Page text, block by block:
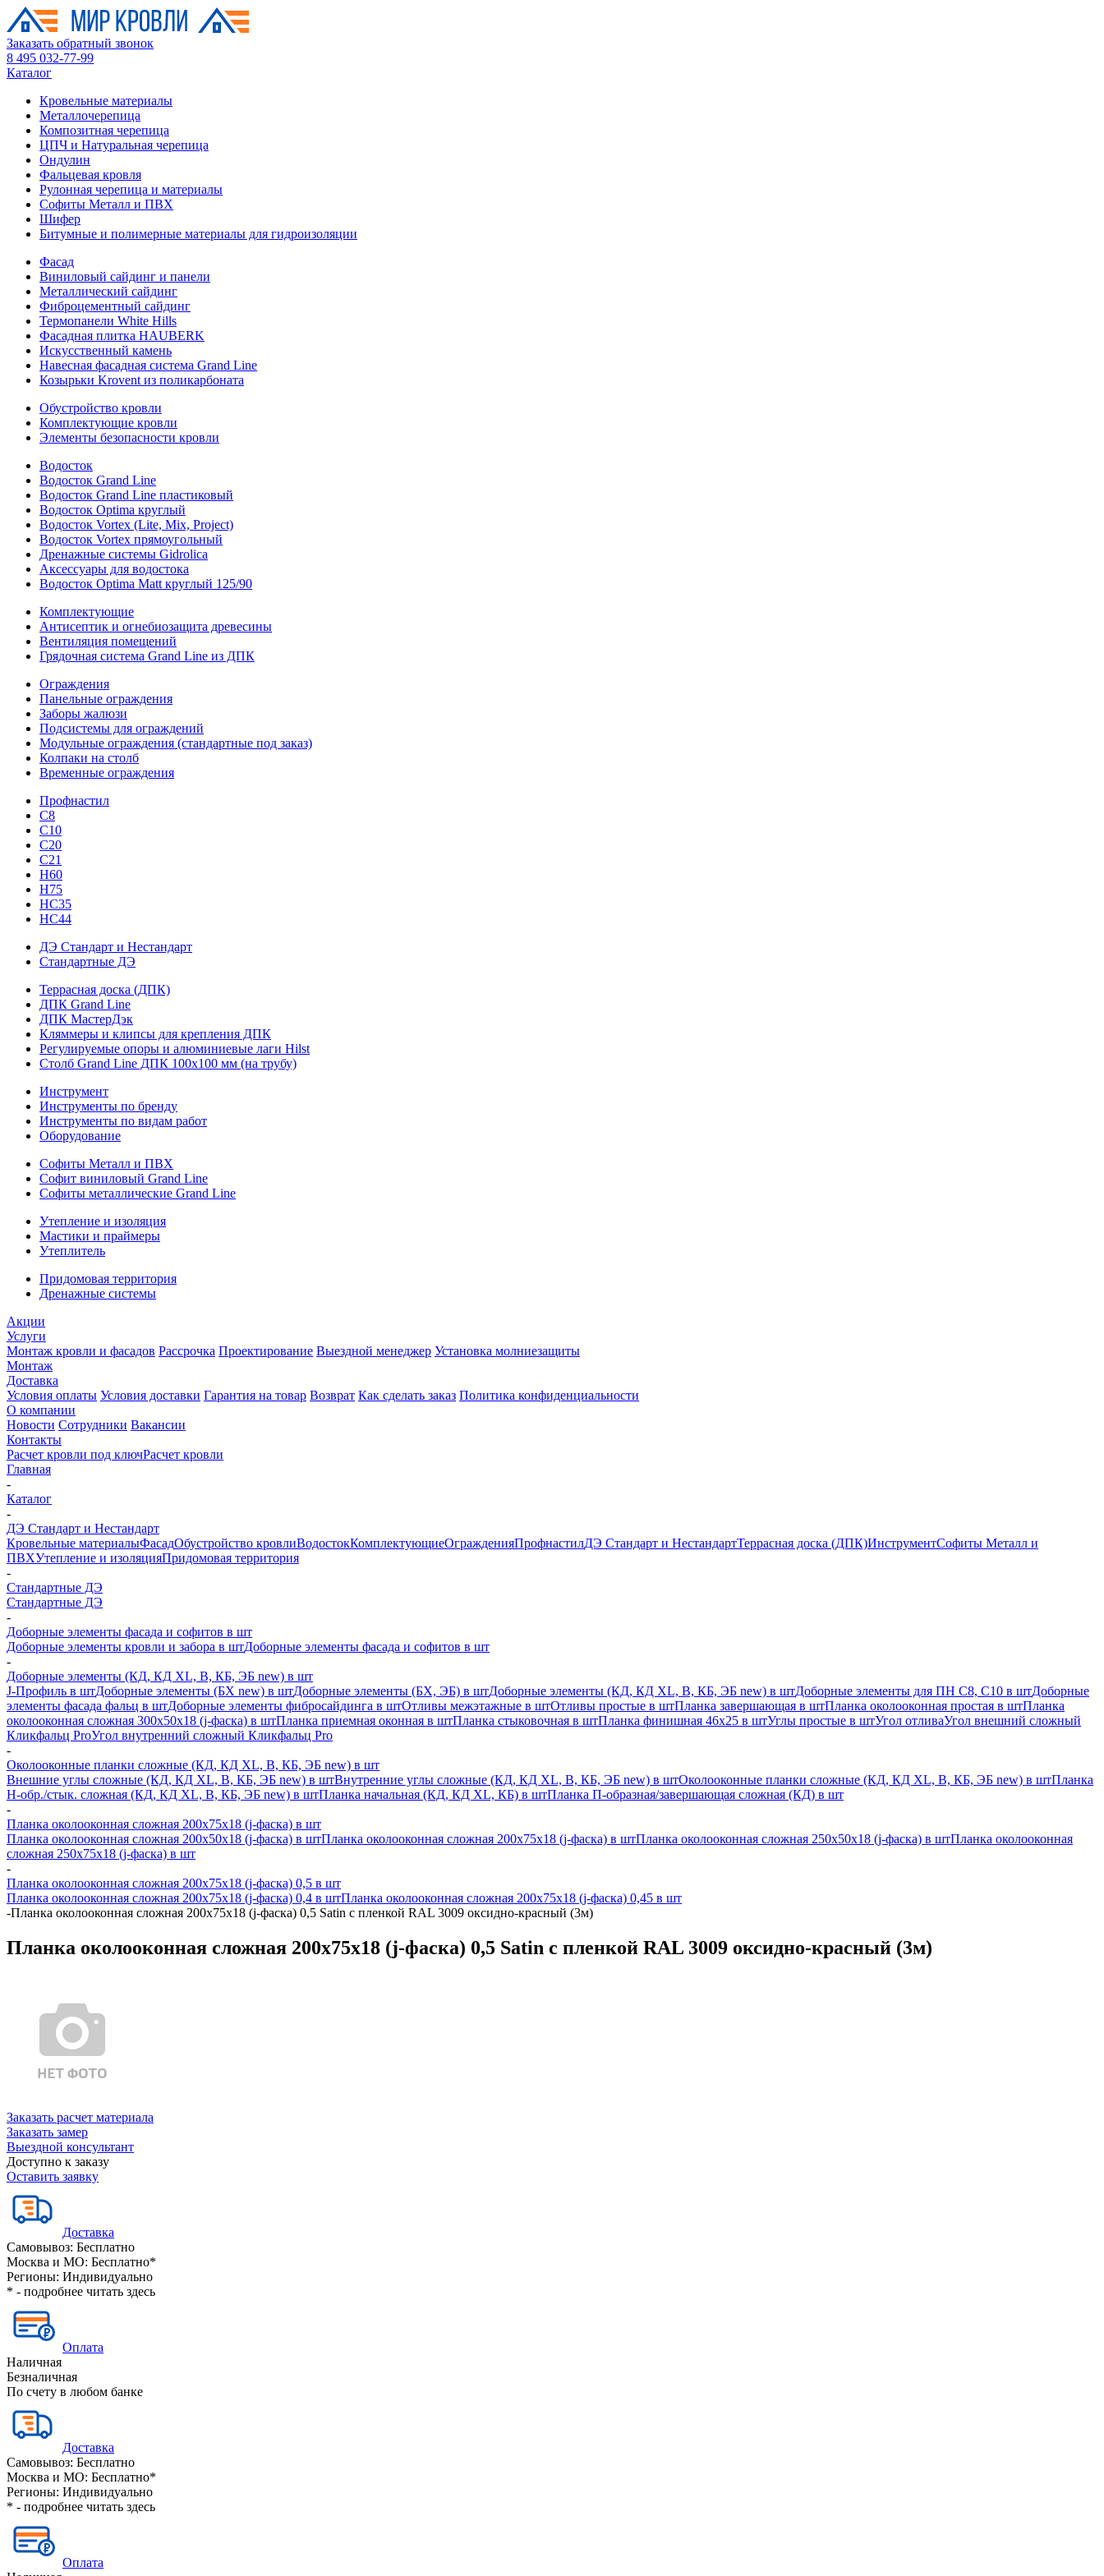
Заказать обратный звонок
8 495 032-77-99
Каталог
Кровельные материалы
Металлочерепица
Композитная черепица
ЦПЧ и Натуральная черепица
Ондулин
Фальцевая кровля
Рулонная черепица и материалы
Софиты Металл и ПВХ
Шифер
Битумные и полимерные материалы для гидроизоляции
Фасад
Виниловый сайдинг и панели
Металлический сайдинг
Фиброцементный сайдинг
Термопанели White Hills
Фасадная плитка HAUBERK
Искусственный камень
Навесная фасадная система Grand Line
Козырьки Krovent из поликарбоната
Обустройство кровли
Комплектующие кровли
Элементы безопасности кровли
Водосток
Водосток Grand Line
Водосток Grand Line пластиковый
Водосток Optima круглый
Водосток Vortex (Lite, Mix, Project)
Водосток Vortex прямоугольный
Дренажные системы Gidrolica
Аксессуары для водостока
Водосток Optima Matt круглый 125/90
Комплектующие
Антисептик и огнебиозащита древесины
Вентиляция помещений
Грядочная система Grand Line из ДПК
Ограждения
Панельные ограждения
Заборы жалюзи
Подсистемы для ограждений
Модульные ограждения (стандартные под заказ)
Колпаки на столб
Временные ограждения
Профнастил
С8
С10
С20
С21
H60
H75
HС35
НС44
ДЭ Стандарт и Нестандарт
Стандартные ДЭ
Террасная доска (ДПК)
ДПК Grand Line
ДПК МастерДэк
Кляммеры и клипсы для крепления ДПК
Регулируемые опоры и алюминиевые лаги Hilst
Столб Grand Line ДПК 100х100 мм (на трубу)
Инструмент
Инструменты по бренду
Инструменты по видам работ
Оборудование
Софиты Металл и ПВХ
Софит виниловый Grand Line
Софиты металлические Grand Line
Утепление и изоляция
Мастики и праймеры
Утеплитель
Придомовая территория
Дренажные системы
Акции
Услуги
Монтаж кровли и фасадов Рассрочка Проектирование Выездной менеджер Установка молниезащиты
Монтаж
Доставка
Условия оплаты Условия доставки Гарантия на товар Возврат Как сделать заказ Политика конфиденциальности
О компании
Новости Сотрудники Вакансии
Контакты
Расчет кровли под ключРасчет кровли
Главная
-
Каталог
-
ДЭ Стандарт и Нестандарт
Кровельные материалыФасадОбустройство кровлиВодостокКомплектующиеОгражденияПрофнастилДЭ Стандарт и НестандартТеррасная доска (ДПК)ИнструментСофиты Металл и
ПВХУтепление и изоляцияПридомовая территория
-
Стандартные ДЭ
Стандартные ДЭ
-
Доборные элементы фасада и софитов в шт
Доборные элементы кровли и забора в штДоборные элементы фасада и софитов в шт
-
Доборные элементы (КД, КД XL, В, КБ, ЭБ new) в шт
J-Профиль в штДоборные элементы (БХ new) в штДоборные элементы (БХ, ЭБ) в штДоборные элементы (КД, КД XL, В, КБ, ЭБ new) в штДоборные элементы для ПН С8, С10 в штДоборные
элементы фасада фальц в штДоборные элементы фибросайдинга в штОтливы межэтажные в штОтливы простые в штПланка завершающая в штПланка околооконная простая в штПланка
околооконная сложная 300х50х18 (j-фаска) в штПланка приемная оконная в штПланка стыковочная в штПланка финишная 46х25 в штУглы простые в штУгол отливаУгол внешний сложный
Кликфальц ProУгол внутренний сложный Кликфальц Pro
-
Околооконные планки сложные (КД, КД XL, В, КБ, ЭБ new) в шт
Внешние углы сложные (КД, КД XL, В, КБ, ЭБ new) в штВнутренние углы сложные (КД, КД XL, В, КБ, ЭБ new) в штОколооконные планки сложные (КД, КД XL, В, КБ, ЭБ new) в штПланка
H-обр./стык. сложная (КД, КД XL, В, КБ, ЭБ new) в штПланка начальная (КД, КД XL, КБ) в штПланка П-образная/завершающая сложная (КД) в шт
-
Планка околооконная сложная 200х75х18 (j-фаска) в шт
Планка околооконная сложная 200х50х18 (j-фаска) в штПланка околооконная сложная 200х75х18 (j-фаска) в штПланка околооконная сложная 250х50х18 (j-фаска) в штПланка околооконная
сложная 250х75х18 (j-фаска) в шт
-
Планка околооконная сложная 200х75х18 (j-фаска) 0,5 в шт
Планка околооконная сложная 200х75х18 (j-фаска) 0,4 в штПланка околооконная сложная 200х75х18 (j-фаска) 0,45 в шт
-Планка околооконная сложная 200х75х18 (j-фаска) 0,5 Satin с пленкой RAL 3009 оксидно-красный (3м)
Планка околооконная сложная 200х75х18 (j-фаска) 0,5 Satin с пленкой RAL 3009 оксидно-красный (3м)
Заказать расчет материала
Заказать замер
Выездной консультант
Доступно к заказу
Оставить заявку
Доставка
Самовывоз: Бесплатно
Москва и МО: Бесплатно*
Регионы: Индивидуально
* - подробнее читать здесь
Оплата
Наличная
Безналичная
По счету в любом банке
Доставка
Самовывоз: Бесплатно
Москва и МО: Бесплатно*
Регионы: Индивидуально
* - подробнее читать здесь
Оплата